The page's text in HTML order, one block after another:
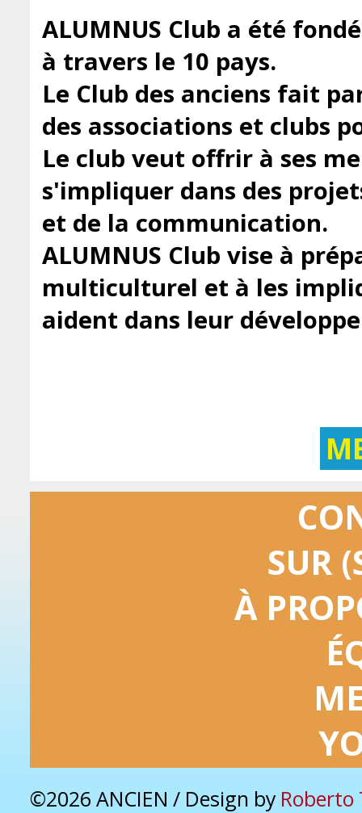
ALUMNUS Club a été
à travers le 10 pays.
Le Club des anciens fait
des associations et clubs
Le club veut offrir à ses
s'impliquer dans des
et de la communication.
ALUMNUS Club vise à
multiculturel et à les
aident dans leur
SUR
À
©2026 ANCIEN / Design by Roberto